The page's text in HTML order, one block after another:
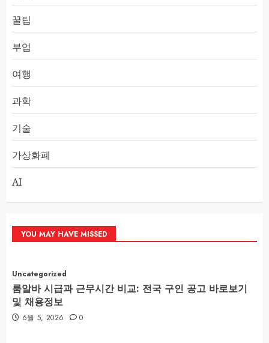
꿀팁
부업
여행
과학
기술
가상화폐
AI
YOU MAY HAVE MISSED
Uncategorized
룸알바 시급과 근무시간 비교: 전국 구인 공고 바로보기
및 채용정보
6월 5, 2026 0